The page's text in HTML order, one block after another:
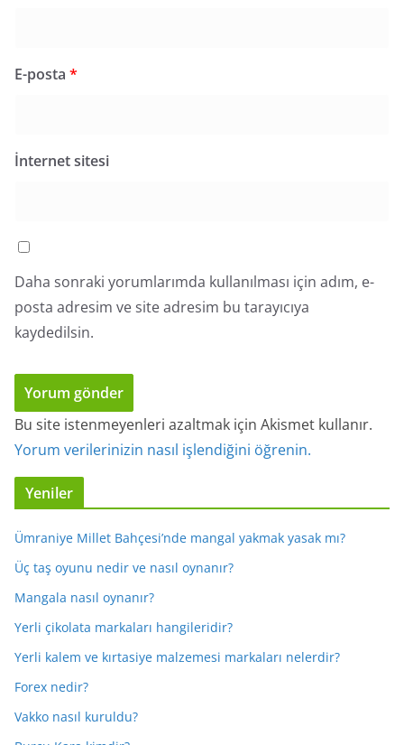
E-posta *
İnternet sitesi
Daha sonraki yorumlarımda kullanılması için adım, e-
posta adresim ve site adresim bu tarayıcıya
kaydedilsin.
Bu site istenmeyenleri azaltmak için Akismet kullanır.
Yorum verilerinizin nasıl işlendiğini öğrenin.
Yeniler
Ümraniye Millet Bahçesi’nde mangal yakmak yasak mı?
Üç taş oyunu nedir ve nasıl oynanır?
Mangala nasıl oynanır?
Yerli çikolata markaları hangileridir?
Yerli kalem ve kırtasiye malzemesi markaları nelerdir?
Forex nedir?
Vakko nasıl kuruldu?